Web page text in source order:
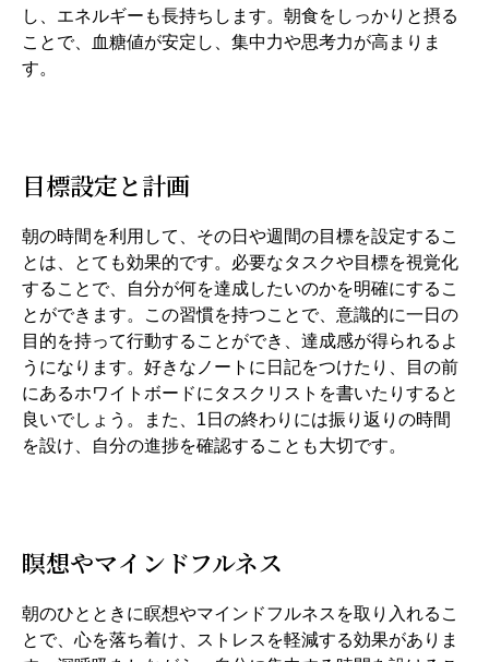
し、エネルギーも長持ちします。朝食をしっかりと摂る
ことで、血糖値が安定し、集中力や思考力が高まりま
す。
目標設定と計画
朝の時間を利用して、その日や週間の目標を設定するこ
とは、とても効果的です。必要なタスクや目標を視覚化
することで、自分が何を達成したいのかを明確にするこ
とができます。この習慣を持つことで、意識的に一日の
目的を持って行動することができ、達成感が得られるよ
うになります。好きなノートに日記をつけたり、目の前
にあるホワイトボードにタスクリストを書いたりすると
良いでしょう。また、1日の終わりには振り返りの時間
を設け、自分の進捗を確認することも大切です。
瞑想やマインドフルネス
朝のひとときに瞑想やマインドフルネスを取り入れるこ
とで、心を落ち着け、ストレスを軽減する効果がありま